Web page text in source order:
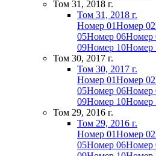
Том 31, 2018 г.
Том 31, 2018 г.
Номер 01Номер 02
05Номер 06Номер
09Номер 10Номер
Том 30, 2017 г.
Том 30, 2017 г.
Номер 01Номер 02
05Номер 06Номер
09Номер 10Номер
Том 29, 2016 г.
Том 29, 2016 г.
Номер 01Номер 02
05Номер 06Номер